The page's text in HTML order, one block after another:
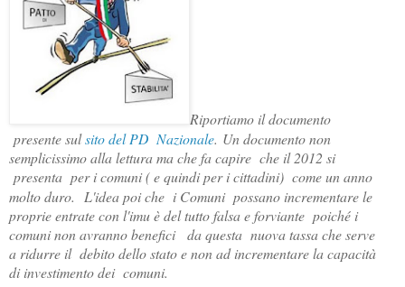
Riportiamo il documento
presente sulsito del PD Nazionale. Un documento non
semplicissimo alla lettura ma che fa capire che il 2012 si
presenta per i comuni ( e quindi per i cittadini) come un anno
molto duro.
L'idea poi che i Comuni possano incrementare le
proprie entrate con l'imu è del tutto falsa e forviante poiché i
comuni non avranno benefici da questa nuova tassa che serve
a ridurre il debito dello stato e non ad incrementare la capacità
di investimento dei comuni.